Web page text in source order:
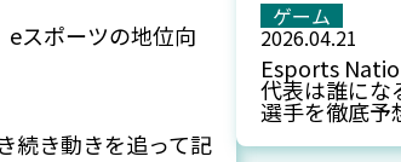
スポーツの地位向
続き動きを追って記
ゲーム
2026.04.21
Esports
代表は誰にな
選手を徹底予